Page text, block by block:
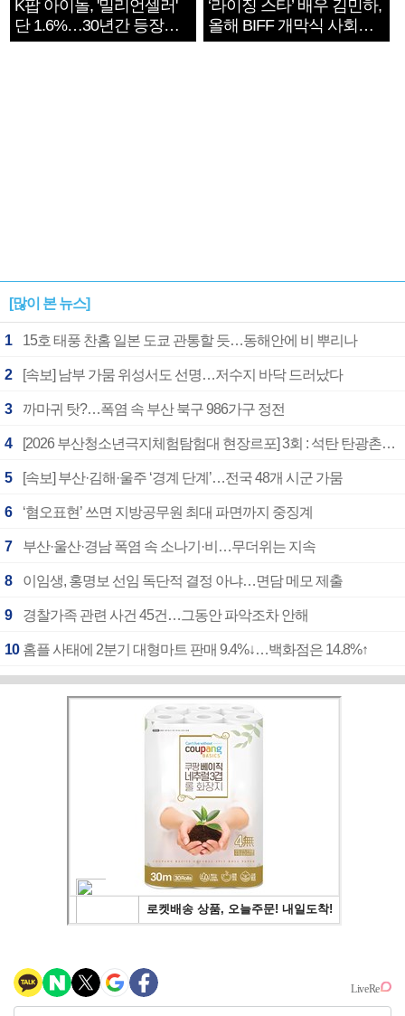
K팝 아이돌, '밀리언셀러'
단 1.6%…30년간 등장
1182개팀 전수조사
‘라이징 스타’ 배우 김민하,
올해 BIFF 개막식 사회자
확정
[많이 본 뉴스]
1 15호 태풍 찬홈 일본 도쿄 관통할 듯…동해안에 비 뿌리나
2 [속보] 남부 가뭄 위성서도 선명…저수지 바닥 드러났다
3 까마귀 탓?…폭염 속 부산 북구 986가구 정전
4 [2026 부산청소년극지체험탐험대 현장르포] 3회 : 석탄 탄광촌에서 북극 연구의 중심지로
5 [속보] 부산·김해·울주 ‘경계 단계’…전국 48개 시군 가뭄
6 ‘혐오표현’ 쓰면 지방공무원 최대 파면까지 중징계
7 부산·울산·경남 폭염 속 소나기·비…무더위는 지속
8 이임생, 홍명보 선임 독단적 결정 아냐…면담 메모 제출
9 경찰가족 관련 사건 45건…그동안 파악조차 안해
10 홈플 사태에 2분기 대형마트 판매 9.4%↓…백화점은 14.8%↑